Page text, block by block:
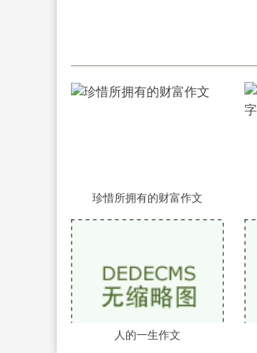
珍惜所拥有的财富作文
人的一生作文